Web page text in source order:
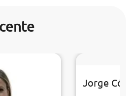
Jorge